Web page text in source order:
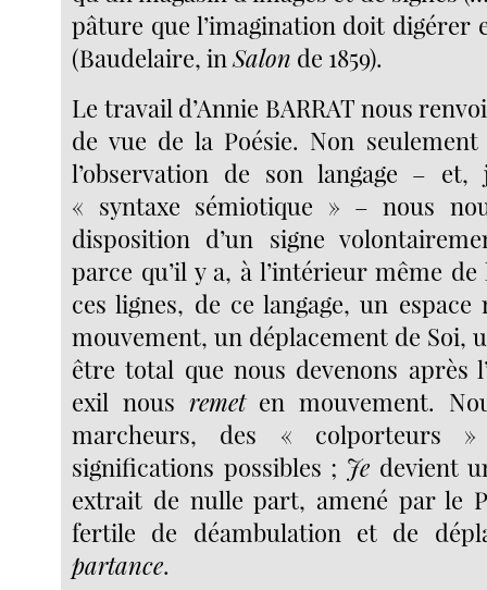
pâture que l’imagination doit digérer
(Baudelaire, inSalon de 1859).
Le travail d’Annie BARRAT nous
de vue de la Poésie. Non
l’observation de son langage –
« syntaxe sémiotique » – nous
disposition d’un signe
parce qu’il y a, à l’intérieur même
ces lignes, de ce langage, un
mouvement, un déplacement de Soi,
être total que nous devenons après
exil nous remeten mouvement.
marcheurs, des « colporteurs
significations possibles ; Je devient
extrait de nulle part, amené par le
fertile de déambulation et de
partance.